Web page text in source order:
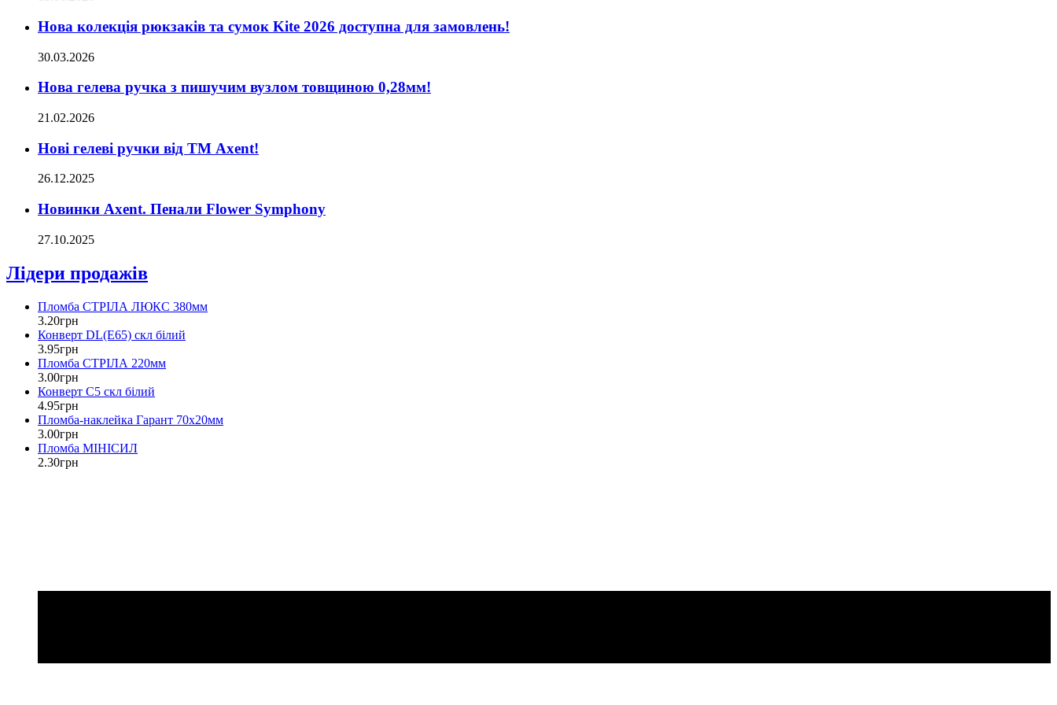
Нова колекція рюкзаків та сумок Kite 2026 доступна для замовлень!
30.03.2026
Нова гелева ручка з пишучим вузлом товщиною 0,28мм!
21.02.2026
Нові гелеві ручки від ТМ Axent!
26.12.2025
Новинки Axent. Пенали Flower Symphony
27.10.2025
Лідери продажів
Пломба СТРІЛА ЛЮКС 380мм
3.20грн
Конверт DL(Е65) скл білий
3.95грн
Пломба СТРІЛА 220мм
3.00грн
Конверт С5 скл білий
4.95грн
Пломба-наклейка Гарант 70х20мм
3.00грн
Пломба МІНІСИЛ
2.30грн